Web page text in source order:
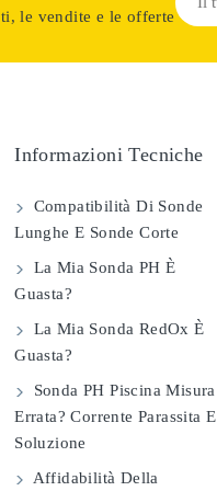
le vendite e le offerte
Informazioni Tecniche
Compatibilità Di Sonde
Lunghe E Sonde Corte
La Mia Sonda PH È
Guasta?
La Mia Sonda RedOx È
Guasta?
Sonda PH Piscina Misura
Errata? Corrente Parassita E
Soluzione
Affidabilità Della